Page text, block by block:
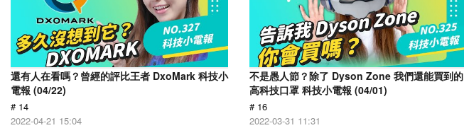
還有人在看嗎？曾經的評比王者 DxoMark 科技小
電報 (04/22)
# 14
2022-04-21 15:04
不是愚人節？除了 Dyson Zone 我們還能買到的
高科技口罩 科技小電報 (04/01)
# 16
2022-03-31 11:31